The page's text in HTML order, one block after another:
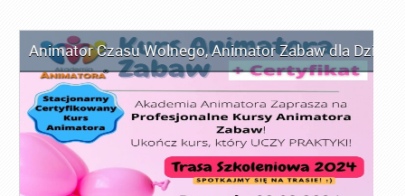
Animator Czasu Wolnego,Animator Zabaw dla Dzieci